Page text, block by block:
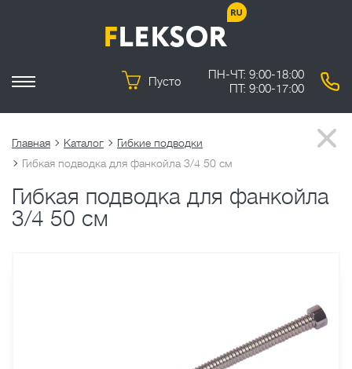
Пусто
ПН-ЧТ: 9:00-18:00
ПТ: 9:00-17:00
Главная Каталог
Гибкие подводки
Гибкая подводка для фанкойла 3/4 50 см
Гибкая подводка для фанкойла
3/4 50 см